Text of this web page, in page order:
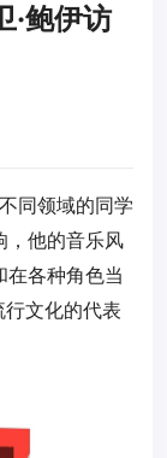
·鲍伊访
同领域的同学
，他的音乐风
在各种角色当
文化的代表